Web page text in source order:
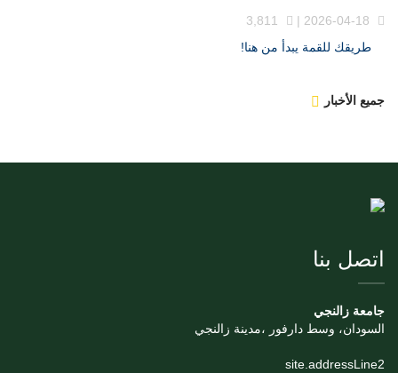
طريقك للقمة يبدأ من هنا!
جميع الأخبار
اتصل بنا
جامعة زالنجي
السودان، وسط دارفور ،مدينة زالنجي
site.addressLine2